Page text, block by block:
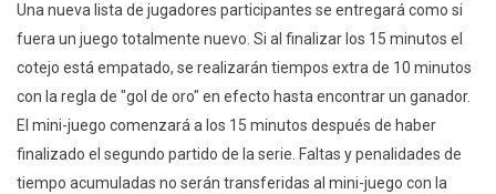
Una nueva lista de jugadores participantes se entregará como si
fuera un juego totalmente nuevo. Si al finalizar los 15 minutos el
cotejo está empatado, se realizarán tiempos extra de 10 minutos
con la regla de "gol de oro" en efecto hasta encontrar un ganador.
El mini-juego comenzará a los 15 minutos después de haber
finalizado el segundo partido de la serie. Faltas y penalidades de
tiempo acumuladas no serán transferidas al mini-juego con la